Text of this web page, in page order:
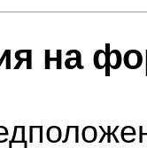
на